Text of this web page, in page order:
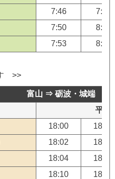
7:46
7:56
7:50
8:00
7:53 8:03
富山 ⇒ 砺波・城端
平日
18:00
18:10
18:02
18:12
18:04
18:14
18:10
18:20